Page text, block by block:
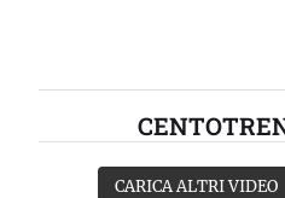
CARICA ALTRI VIDEO